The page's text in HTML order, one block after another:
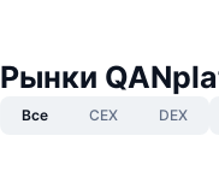
Рынки
Все CEX DEX